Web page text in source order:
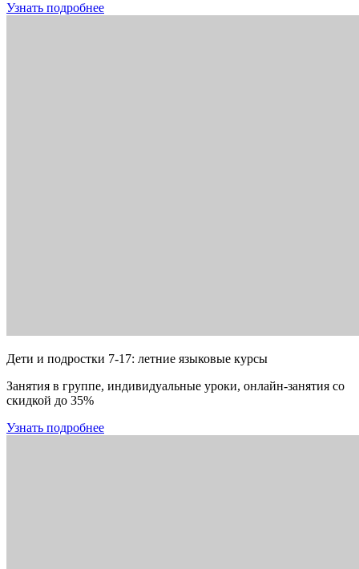
Узнать подробнее
Дети и подростки 7-17: летние языковые курсы
Занятия в группе, индивидуальные уроки, онлайн-занятия со
скидкой до 35%
Узнать подробнее